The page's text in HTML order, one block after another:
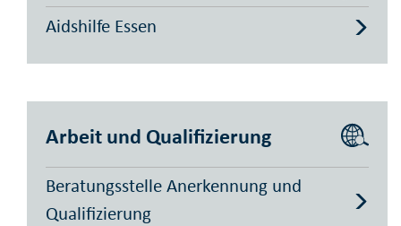
Aidshilfe Essen
Arbeit und Qualifizierung
Beratungsstelle Anerkennung und
Qualifizierung